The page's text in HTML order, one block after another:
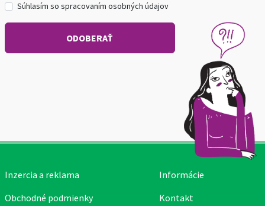
Súhlasím so spracovaním osobných údajov
Inzercia a reklama
Obchodné podmienky
Informácie
Kontakt